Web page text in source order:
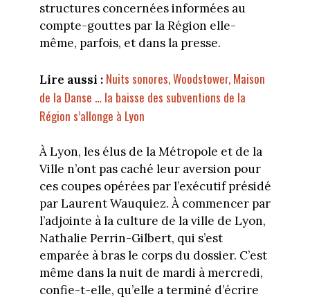
structures concernées informées au
compte-gouttes par la Région elle-
même, parfois, et dans la presse.
Lire aussi : Nuits sonores, Woodstower, Maison
de la Danse … la baisse des subventions de la
Région s’allonge à Lyon
À Lyon, les élus de la Métropole et de la
Ville n’ont pas caché leur aversion pour
ces coupes opérées par l’exécutif présidé
par Laurent Wauquiez. À commencer par
l’adjointe à la culture de la ville de Lyon,
Nathalie Perrin-Gilbert, qui s’est
emparée à bras le corps du dossier. C’est
même dans la nuit de mardi à mercredi,
confie-t-elle, qu’elle a terminé d’écrire